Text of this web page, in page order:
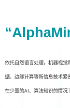
依托自然语言处理，机器视
据、边缘计算等新信息技术紧
在少量的AI、算法知识的情况